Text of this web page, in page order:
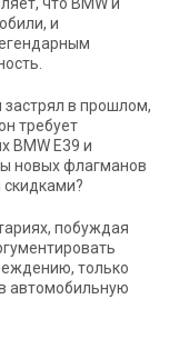
и
в прошлом,
требует
BMW E39 и
новых флагманов
побуждая
только
автомобильную